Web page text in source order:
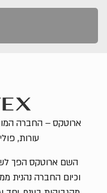
ארוטקס – החברה
עורות,
השם ארוטקס הפך
וכיום החברה נהנית